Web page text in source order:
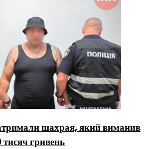
шахрая, який виманив
тисяч гривень